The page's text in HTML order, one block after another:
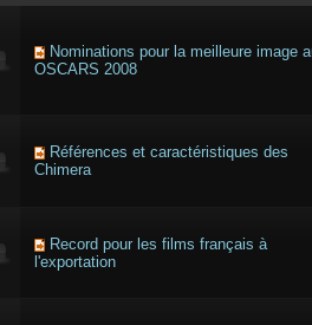
Nominations pour la meilleure image
OSCARS 2008
Références et caractéristiques des
Chimera
Record pour les films français à
l'exportation